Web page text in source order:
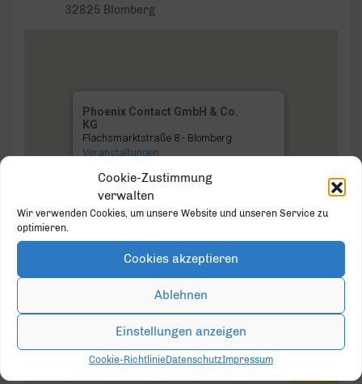
Cookie-Zustimmung
verwalten
Wir verwenden Cookies, um unsere Website und unseren Service zu
optimieren.
Cookies akzeptieren
Ablehnen
Einstellungen anzeigen
Cookie-RichtlinieDatenschutzImpressum
32825 Blomberg
Phoenix Contact GmbH & Co.
KG
Flachsmarktstraße 8 - Blomberg
Veranstaltungen
August 2026
Mi. Do. Fr.
27
28 29 30 31 1 2